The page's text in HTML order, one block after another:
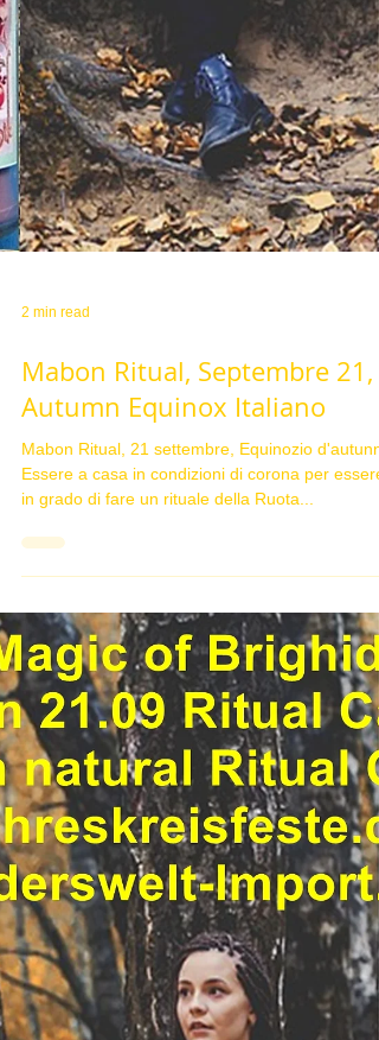
2 min read
Mabon Ritual, Septembre 21,
Autumn Equinox Italiano
Essere a casa in condizioni di corona per essere